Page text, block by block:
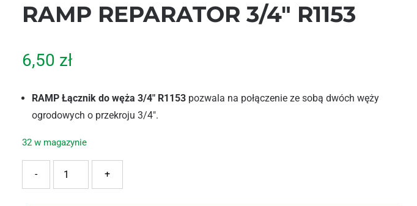
RAMP REPARATOR 3/4″ R1153
6,50 zł
RAMP Łącznik do węża 3/4″ R1153 pozwala na połączenie ze sobą dwóch węży
ogrodowych o przekroju 3/4″.
32 w magazynie
+
-